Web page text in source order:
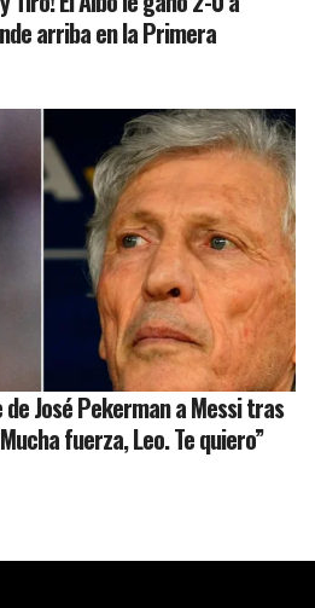
arriba en la Primera
José Pekerman a Messi tras
fuerza, Leo. Te quiero”